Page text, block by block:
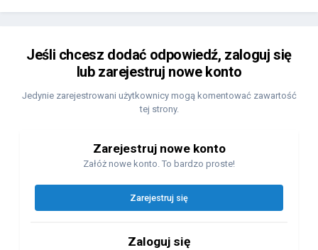
Jeśli chcesz dodać odpowiedź, zaloguj się
lub zarejestruj nowe konto
Jedynie zarejestrowani użytkownicy mogą komentować zawartość
tej strony.
Zarejestruj nowe konto
Załóż nowe konto. To bardzo proste!
Zarejestruj się
Zaloguj się